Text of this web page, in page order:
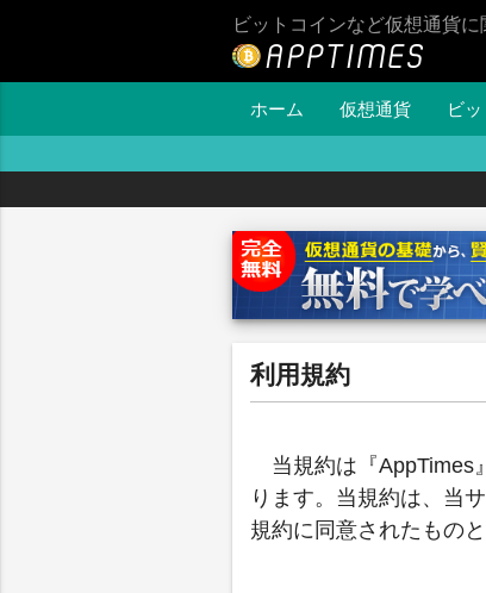
ビットコインなど仮想通貨
ホーム 仮想通貨 ビ
利用規約
当規約は『AppTimes
ります。当規約は、当
規約に同意されたものと